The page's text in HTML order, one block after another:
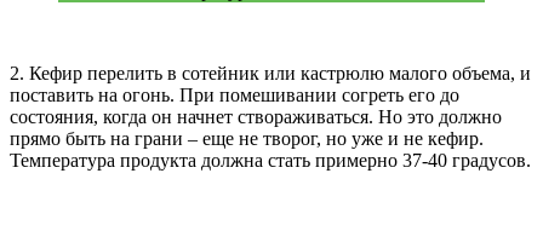
2. Кефир перелить в сотейник или кастрюлю малого объема, и
поставить на огонь. При помешивании согреть его до
состояния, когда он начнет створаживаться. Но это должно
прямо быть на грани – еще не творог, но уже и не кефир.
Температура продукта должна стать примерно 37-40 градусов.